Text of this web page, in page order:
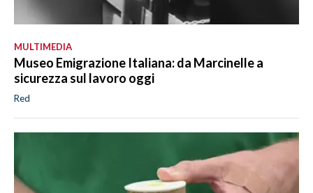
MULTIMEDIA
Museo Emigrazione Italiana: da Marcinelle a
sicurezza sul lavoro oggi
Red